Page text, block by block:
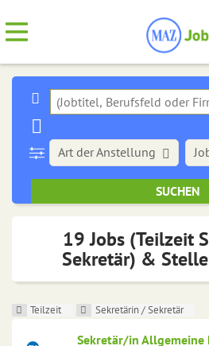
Art der Anstellung
19 Jobs (Teilzeit
Sekretär) &
Teilzeit Sekretärin / Sekretär
Sekretär/in Allgemeine